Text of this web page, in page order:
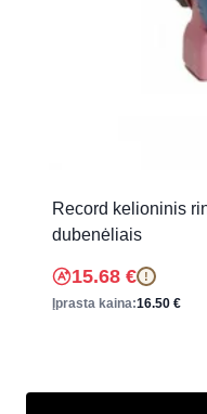
Record kelioninis
dubenėliais
15.68 € !
Įprasta kaina:16.50 €